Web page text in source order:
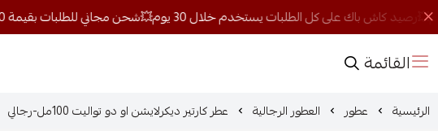
القائمة
الرئيسية عطور العطور الرجالية عطر كارتير ديكرلايشن او دو تواليت 100مل-رجالي